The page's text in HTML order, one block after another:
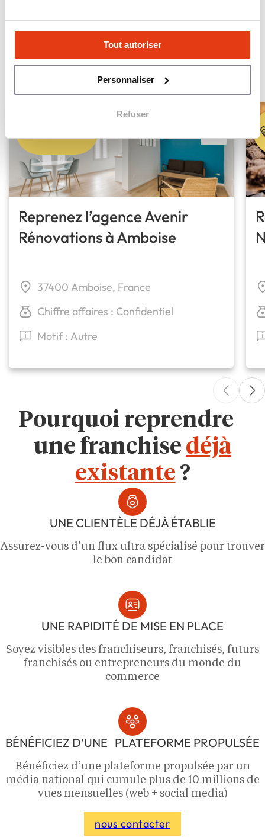
Tout autoriser
Personnaliser
Refuser
Les annonces les plus
urgentes
ANNONCES URGENTES
Reprenez l’agence Avenir
Rénovations à Amboise
37400 Amboise, France
Chiffre affaires : Confidentiel
Motif : Autre
Pourquoi reprendre
une franchise déjà
existante ?
UNE CLIENTÈLE DÉJÀ ÉTABLIE
Assurez-vous d’un flux ultra spécialisé pour trouver
le bon candidat
UNE RAPIDITÉ DE MISE EN PLACE
Soyez visibles des franchiseurs, franchisés, futurs
franchisés ou entrepreneurs du monde du
commerce
BÉNÉFICIEZ D’UNE PLATEFORME PROPULSÉE
Bénéficiez d’une plateforme propulsée par un
média national qui cumule plus de 10 millions de
vues mensuelles (web + social media)
nous contacter